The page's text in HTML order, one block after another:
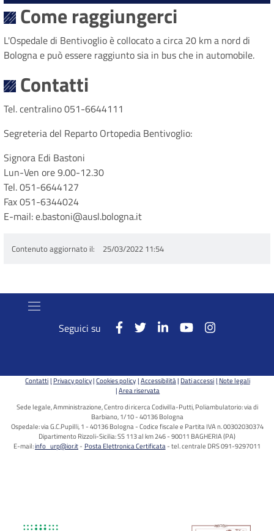
Come raggiungerci
L'Ospedale di Bentivoglio è collocato a circa 20 km a nord di
Bologna e può essere raggiunto sia in bus che in automobile.
Contatti
Tel. centralino 051-6644111
Segreteria del Reparto Ortopedia Bentivoglio:
Signora Edi Bastoni
Lun-Ven ore 9.00-12.30
Tel. 051-6644127
Fax 051-6344024
E-mail: e.bastoni@ausl.bologna.it
Contenuto aggiornato il 25/03/2022 11:54
Seguici su
Contatti Privacy policy Cookies policy Accessibilità Dati accessi Note legali
Area riservata
Sede legale, Amministrazione, Centro di ricerca Codivilla-Putti, Poliambulatorio: via di
Barbiano, 1/10 - 40136 Bologna
Ospedale: via G.C.Pupilli, 1 - 40136 Bologna - Codice fiscale e Partita IVA n. 00302030374
Dipartimento Rizzoli-Sicilia: SS 113 al km 246 - 90011 BAGHERIA (PA)
E-mail:info_urp@ior.it Posta Elettronica Certificata tel. centrale DRS 091-9297011